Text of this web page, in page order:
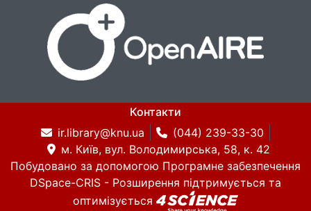
Контакти
ir.library@knu.ua
(044) 239-33-30
м. Київ, вул. Володимирська, 58, к. 42
Побудовано за допомогою Програмне забезпечення
DSpace-CRIS - Розширення підтримується та
оптимізується